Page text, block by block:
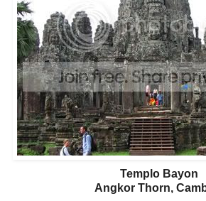
Templo Bayon
Angkor Thorn,